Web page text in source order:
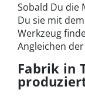
Sobald Du die
Du sie mit
Werkzeug
Angleichen
Fabrik in